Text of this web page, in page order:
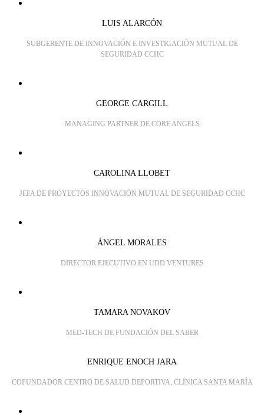
LUIS ALARCÓN
SUBGERENTE DE INNOVACIÓN E INVESTIGACIÓN MUTUAL DE
SEGURIDAD CCHC
GEORGE CARGILL
MANAGING PARTNER DE CORE ANGELS
CAROLINA LLOBET
JEFA DE PROYECTOS INNOVACIÓN MUTUAL DE SEGURIDAD CCHC
ÁNGEL MORALES
DIRECTOR EJECUTIVO EN UDD VENTURES
TAMARA NOVAKOV
MED-TECH DE FUNDACIÓN DEL SABER
ENRIQUE ENOCH JARA
COFUNDADOR CENTRO DE SALUD DEPORTIVA, CLÍNICA SANTA MARÍA